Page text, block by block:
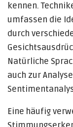
kennen.
umfassen die
durch
Natürliche
auch zur
Eine häufig